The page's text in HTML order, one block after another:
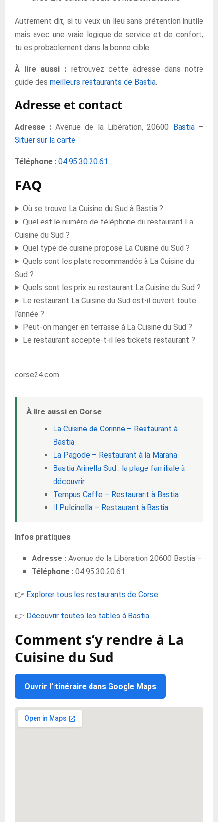
Autrement dit, si tu veux un lieu sans prétention inutile
mais avec une vraie logique de service et de confort,
tu es probablement dans la bonne cible.
À lire aussi : retrouvez cette adresse dans notre
guide des meilleurs restaurants de Bastia.
Adresse et contact
Adresse : Avenue de la Libération, 20600 Bastia–
Situer sur la carte
Téléphone : 04.95.30.20.61
FAQ
Où se trouve La Cuisine du Sud à Bastia ?
Quel est le numéro de téléphone du restaurant La
Cuisine du Sud ?
Quel type de cuisine propose La Cuisine du Sud ?
Quels sont les plats recommandés à La Cuisine du
Sud ?
Quels sont les prix au restaurant La Cuisine du Sud ?
Le restaurant La Cuisine du Sud est-il ouvert toute
l’année ?
Peut-on manger en terrasse à La Cuisine du Sud ?
Le restaurant accepte-t-il les tickets restaurant ?
corse24.com
À lire aussi en Corse
La Cuisine de Corinne – Restaurant à
Bastia
La Pagode – Restaurant à la Marana
Bastia Arinella Sud : la plage familiale à
découvrir
Tempus Caffe – Restaurant à Bastia
Il Pulcinella – Restaurant à Bastia
Infos pratiques
Adresse : Avenue de la Libération 20600 Bastia –
Téléphone : 04.95.30.20.61
👉 Explorer tous les restaurants de Corse
👉 Découvrir toutes les tables à Bastia
Comment s’y rendre à La
Cuisine du Sud
Ouvrir l’itinéraire dans Google Maps